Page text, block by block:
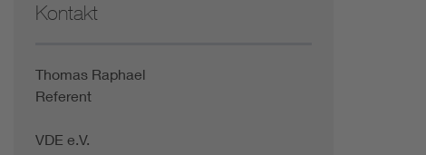
Kontakt
Thomas Raphael
Referent
VDE e.V.